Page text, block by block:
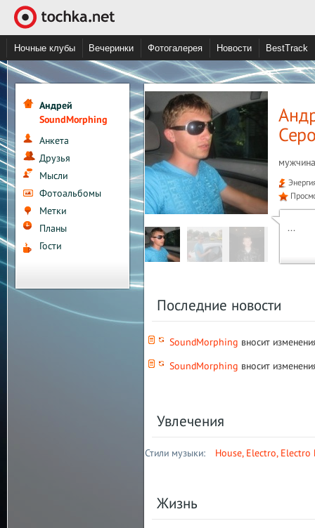
Ночные клубы Вечеринки Фотогалерея Новости BestTrack
Андрей
SoundMorphing
Анкета
Друзья
Мысли
Фотоальбомы
Метки
Планы
Гости
...
Последние новости
SoundMorphing вносит
SoundMorphing вносит
Увлечения
Стили музыки: House, Electro, Electro
Жизнь